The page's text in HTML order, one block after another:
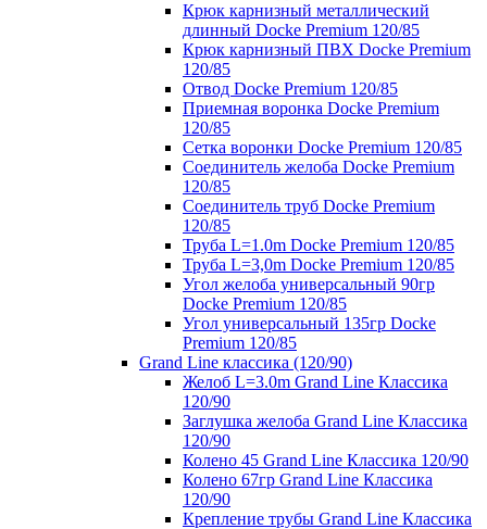
Крюк карнизный металлический
длинный Docke Premium 120/85
Крюк карнизный ПВХ Docke Premium
120/85
Отвод Docke Premium 120/85
Приемная воронка Docke Premium
120/85
Сетка воронки Docke Premium 120/85
Соединитель желоба Docke Premium
120/85
Соединитель труб Docke Premium
120/85
Труба L=1.0m Docke Premium 120/85
Труба L=3,0m Docke Premium 120/85
Угол желоба универсальный 90гр
Docke Premium 120/85
Угол универсальный 135гр Docke
Premium 120/85
Grand Line классика (120/90)
Желоб L=3.0m Grand Line Классика
120/90
Заглушка желоба Grand Line Классика
120/90
Колено 45 Grand Line Классика 120/90
Колено 67гр Grand Line Классика
120/90
Крепление трубы Grand Line Классика